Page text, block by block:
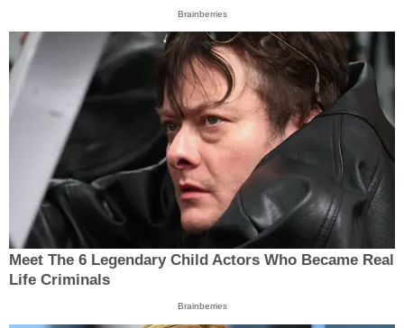
Brainberries
Meet The 6 Legendary Child Actors Who Became Real
Life Criminals
Brainberries